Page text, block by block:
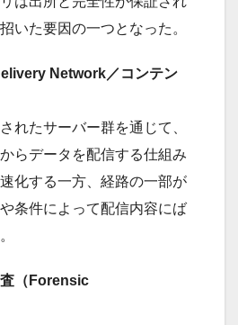
いた要因の一つとなった。
Network／コンテン
れたサーバー群を通じて、
らデータを配信する仕組み
化する一方、経路の一部が
条件によって配信内容にば
（Forensic